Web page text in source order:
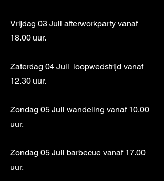
Vrijdag 03 Juli afterworkparty vanaf
18.00 uur.
Zaterdag 04 Juli loopwedstrijd vanaf
12.30 uur.
Zondag 05 Juli wandeling vanaf 10.00
uur.
Zondag 05 Juli barbecue vanaf 17.00
uur.